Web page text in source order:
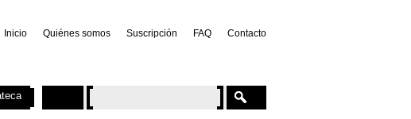
Inicio Quiénes somos Suscripción FAQ Contacto